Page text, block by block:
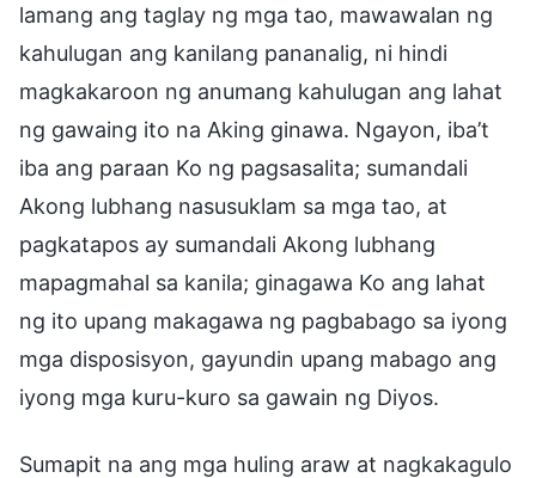
lamang ang taglay ng mga tao, mawawalan ng
kahulugan ang kanilang pananalig, ni hindi
magkakaroon ng anumang kahulugan ang lahat
ng gawaing ito na Aking ginawa. Ngayon, iba’t
iba ang paraan Ko ng pagsasalita; sumandali
Akong lubhang nasusuklam sa mga tao, at
pagkatapos ay sumandali Akong lubhang
mapagmahal sa kanila; ginagawa Ko ang lahat
ng ito upang makagawa ng pagbabago sa iyong
mga disposisyon, gayundin upang mabago ang
iyong mga kuru-kuro sa gawain ng Diyos.
Sumapit na ang mga huling araw at nagkakagulo